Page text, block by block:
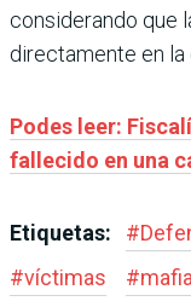
considerando que
directamente en
Podes leer:
fallecido en una
Etiquetas: #
#víctimas #